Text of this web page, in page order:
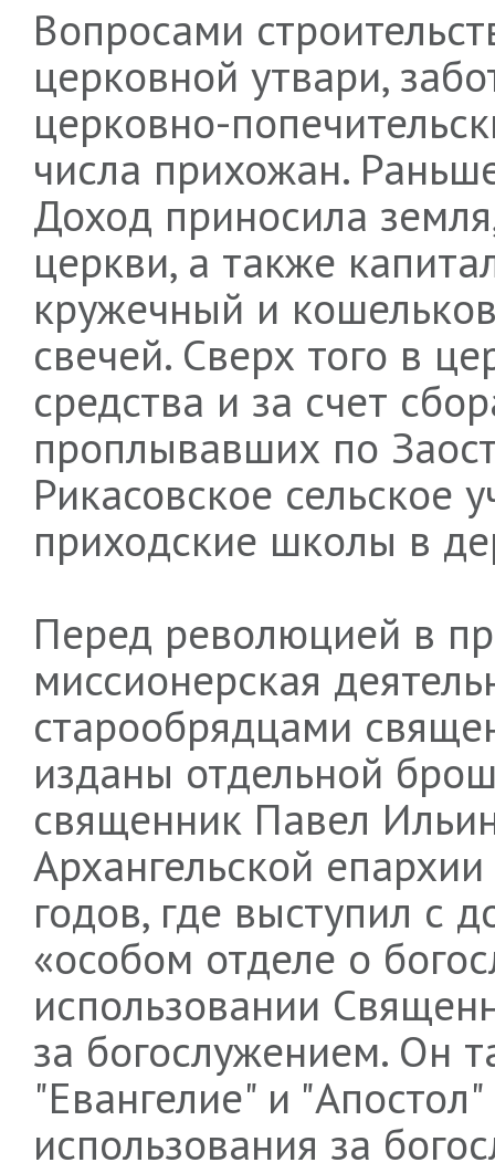
Вопросами
церковной утвари,
церковно-
числа прихожан.
Доход приносила
церкви, а также
кружечный и
свечей. Сверх того в
средства и за счет
проплывавших по
Рикасовское сельское
приходские школы в
Перед революцией в
миссионерская
старообрядцами
изданы отдельной
священник Павел
Архангельской
годов, где выступил с
«особом отделе о
использовании
за богослужением. Он
"Евангелие" и
использования за